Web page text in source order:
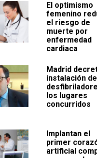
El optimismo
femenino
el riesgo de
muerte por
enfermedad
cardiaca
Madrid
instalación de
los lugares
concurridos
Implantan el
primer
artificial